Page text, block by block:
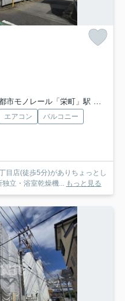
モノレール「栄町」駅 徒歩5分
エアコン
バルコニー
目店(徒歩5分)がありちょっとし
立・浴室乾燥機... もっと見る